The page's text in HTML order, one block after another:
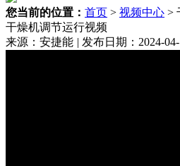
您当前的位置： 首页 > 视频中心 >
干燥机调节运行视频
来源：安捷能 | 发布日期：2024-